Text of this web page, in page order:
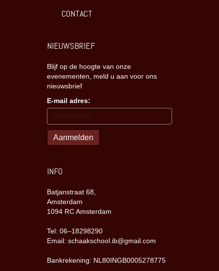
CONTACT
NIEUWSBRIEF
Blijf op de hoogte van onze
evenementen, meld u aan voor ons
nieuwsbrief
E-mail adres:
INFO
Batjanstraat 68,
Amsterdam
1094 RC Amsterdam
Tel: 06–18298290
Email: schaakschool.ib@gmail.com
Bankrekening: NL80INGB0005278775